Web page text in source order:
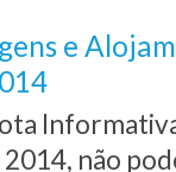
e
2014, não